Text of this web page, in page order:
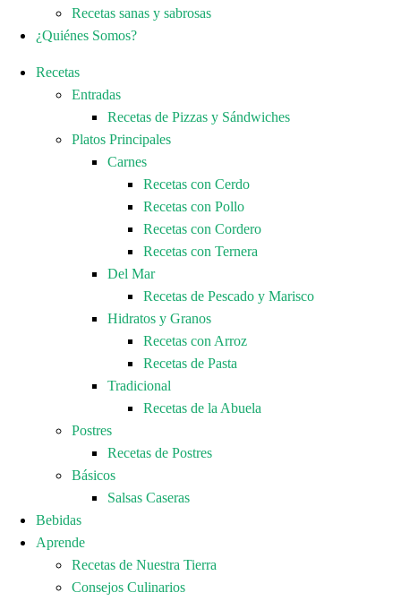
Recetas sanas y sabrosas
¿Quiénes Somos?
Recetas
Entradas
Recetas de Pizzas y Sándwiches
Platos Principales
Carnes
Recetas con Cerdo
Recetas con Pollo
Recetas con Cordero
Recetas con Ternera
Del Mar
Recetas de Pescado y Marisco
Hidratos y Granos
Recetas con Arroz
Recetas de Pasta
Tradicional
Recetas de la Abuela
Postres
Recetas de Postres
Básicos
Salsas Caseras
Bebidas
Aprende
Recetas de Nuestra Tierra
Consejos Culinarios